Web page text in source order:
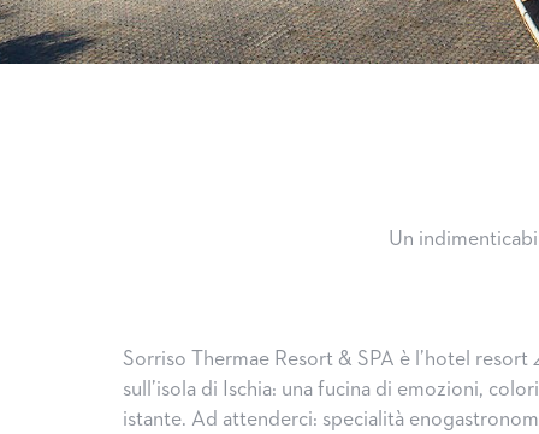
Un
Sorriso Thermae Resort & SPA è l’hotel
sull’isola di Ischia: una fucina di emozioni,
istante. Ad attenderci: specialità